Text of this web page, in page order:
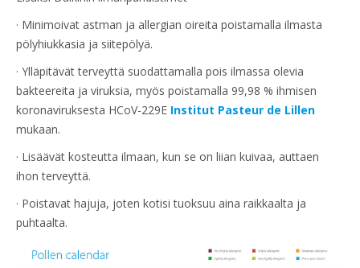
· Minimoivat astman ja allergian oireita poistamalla ilmasta
pölyhiukkasia ja siitepölyä.
· Ylläpitävät terveyttä suodattamalla pois ilmassa olevia
bakteereita ja viruksia, myös poistamalla 99,98 % ihmisen
koronaviruksesta HCoV-229E Institut Pasteur de Lillen
mukaan.
· Lisäävät kosteutta ilmaan, kun se on liian kuivaa, auttaen
ihon terveyttä.
· Poistavat hajuja, joten kotisi tuoksuu aina raikkaalta ja
puhtaalta.